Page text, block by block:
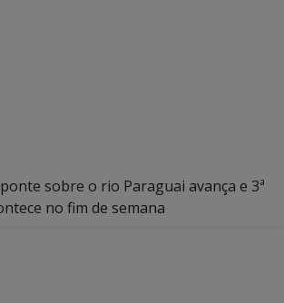
sobre o rio Paraguai avança e 3ª
no fim de semana